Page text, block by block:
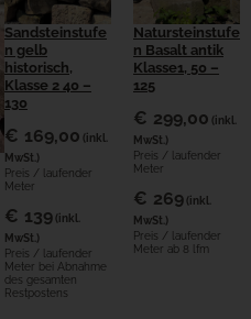
Sandsteinstufe
n gelb
historisch,
Klasse 2 40 –
130
€ 169,00 (inkl.
MwSt.)
Preis / laufender
Meter
€ 139(inkl.
MwSt.)
Preis / laufender
Meter bei Abnahme
des gesamten
Restpostens
Natursteinstufe
n Basalt antik
Klasse1, 50 –
125
€ 299,00 (inkl.
MwSt.)
Preis / laufender
Meter
€ 269(inkl.
MwSt.)
Preis / laufender
Meter ab 8 lfm